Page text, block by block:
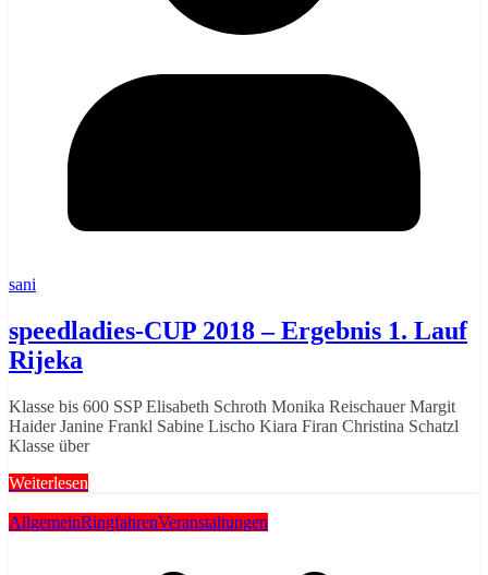
sani
speedladies-CUP 2018 – Ergebnis 1. Lauf
Rijeka
Klasse bis 600 SSP Elisabeth Schroth Monika Reischauer Margit
Haider Janine Frankl Sabine Lischo Kiara Firan Christina Schatzl
Klasse über
Weiterlesen
AllgemeinRingfahrenVeranstaltungen